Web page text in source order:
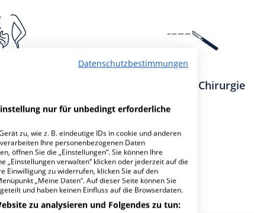
Allgemeine Chirurgie
Datenschutzbestimmungen
nur für unbedingt erforderliche
zu, wie z. B. eindeutige IDs in cookie und anderen
Ihre personenbezogenen Daten
öffnen Sie die „Einstellungen“. Sie können Ihre
„Einstellungen verwalten“ klicken oder jederzeit auf die
Einwilligung zu widerrufen, klicken Sie auf den
„Meine Daten“. Auf dieser Seite können Sie
und haben keinen Einfluss auf die Browserdaten.
zu analysieren und Folgendes zu tun: